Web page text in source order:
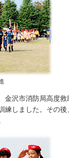
沢市消防局高度救
練しました。その